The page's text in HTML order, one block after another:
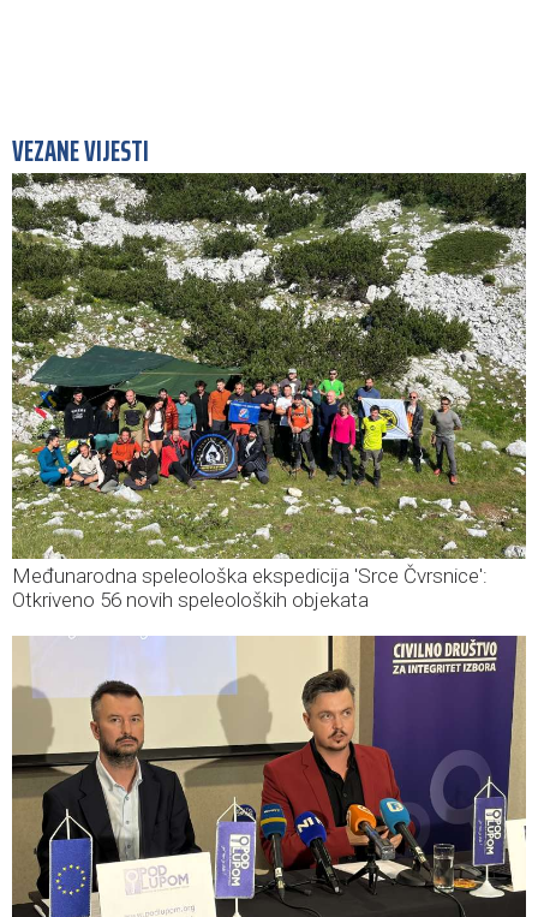
VEZANE VIJESTI
Međunarodna speleološka ekspedicija 'Srce Čvrsnice':
Otkriveno 56 novih speleoloških objekata